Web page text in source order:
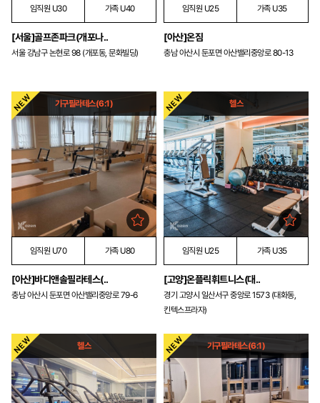
임직원 U30 가족 U40
[서울]골프존파크(개포나..
서울 강남구 논현로 98 (개포동, 문화빌딩)
임직원 U25 가족 U35
[아산]온짐
충남 아산시 둔포면 아산밸리중앙로 80-13
기구필라테스(6:1)
임직원 U70 가족 U80
[아산]바디앤솔필라테스(..
충남 아산시 둔포면 아산밸리중앙로 79-6
헬스
임직원 U25 가족 U35
[고양]온플릭휘트니스(대..
경기 고양시 일산서구 중앙로 1573 (대화동,
킨텍스프라자)
헬스 기구필라테스(6:1)